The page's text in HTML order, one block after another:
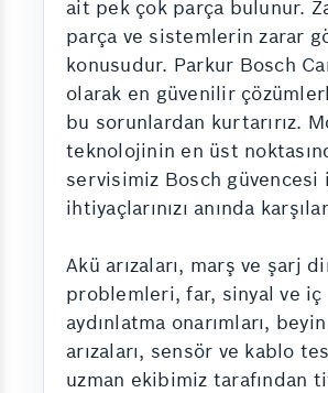
ait pek çok parça bulunur.
parça ve sistemlerin zarar
konusudur. Parkur Bosch
olarak en güvenilir
bu sorunlardan kurtarırız.
teknolojinin en üst
servisimiz Bosch güvencesi
ihtiyaçlarınızı anında
Akü arızaları, marş ve şarj
problemleri, far, sinyal ve iç
aydınlatma onarımları,
arızaları, sensör ve kablo
uzman ekibimiz tarafından